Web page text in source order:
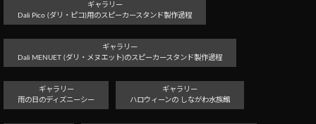
ギャラリー
Dali Pico (ダリ・ピコ)用のスピーカースタンド製作過程
ギャラリー
Dali MENUET (ダリ・メヌエット)のスピーカースタンド製作過程
ギャラリー
雨の日のディズニーシー
ギャラリー
ハロウィーンの しながわ水族館